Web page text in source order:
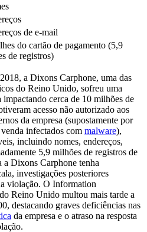
de e-mail
do cartão de pagamento (5,9
de registros)
a Dixons Carphone, uma das
do Reino Unido, sofreu uma
cerca de 10 milhões de
acesso não autorizado aos
da empresa (supostamente por
infectados com malware),
incluindo nomes, endereços,
5,9 milhões de registros de
a Dixons Carphone tenha
investigações posteriores
violação. O Information
Reino Unido multou mais tarde a
destacando graves deficiências nas
da empresa e o atraso na resposta